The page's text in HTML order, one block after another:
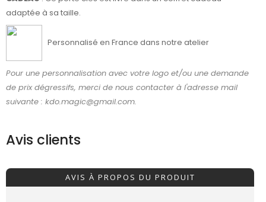
adaptée à sa taille.
Personnalisé en France dans notre atelier
Pour une personnalisation avec votre logo et/ou une demande
de prix dégressifs, merci de nous contacter à l'adresse mail
suivante : kdo.magic@gmail.com.
Avis clients
AVIS À PROPOS DU PRODUIT